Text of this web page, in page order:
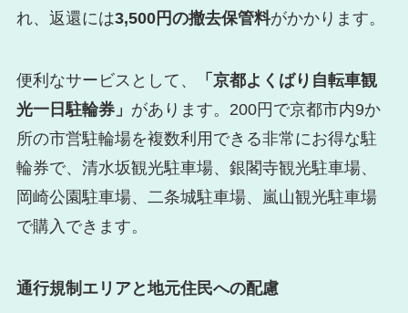
れ、返還には3,500円の撤去保管料がかかります。
便利なサービスとして、
「京都よくばり自転車観
光一日駐輪券」 があります。200円で京都市内9か
所の市営駐輪場を複数利用できる非常にお得な駐
輪券で、清水坂観光駐車場、銀閣寺観光駐車場、
岡崎公園駐車場、二条城駐車場、嵐山観光駐車場
で購入できます。
通行規制エリアと地元住民への配慮